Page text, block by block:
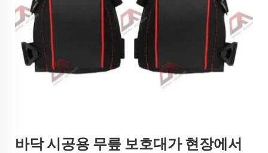
바닥 시공용 무릎 보호대가 현장에서